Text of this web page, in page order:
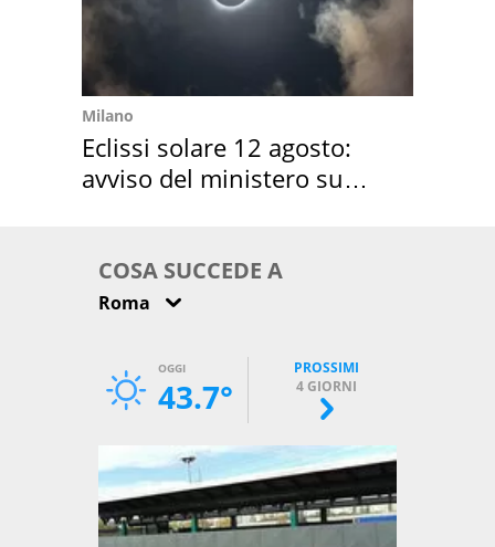
Milano
Eclissi solare 12 agosto:
avviso del ministero su